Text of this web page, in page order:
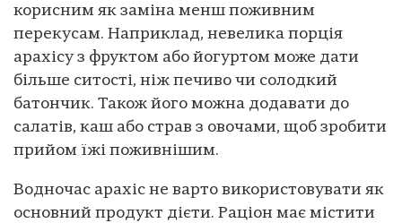
корисним як заміна менш поживним
перекусам. Наприклад, невелика порція
арахісу з фруктом або йогуртом може дати
більше ситості, ніж печиво чи солодкий
батончик. Також його можна додавати до
салатів, каш або страв з овочами, щоб зробити
прийом їжі поживнішим.
Водночас арахіс не варто використовувати як
основний продукт дієти. Раціон має містити